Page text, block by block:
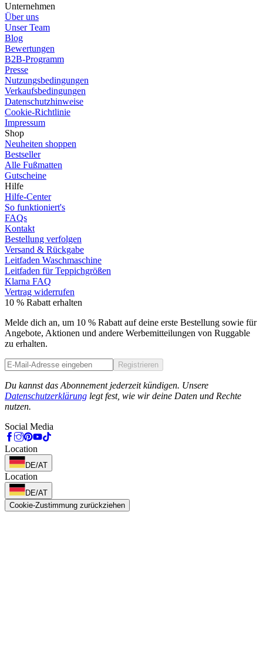
Unternehmen
Über uns
Unser Team
Blog
Bewertungen
B2B-Programm
Presse
Nutzungsbedingungen
Verkaufsbedingungen
Datenschutzhinweise
Cookie-Richtlinie
Impressum
Shop
Neuheiten shoppen
Bestseller
Alle Fußmatten
Gutscheine
Hilfe
Hilfe-Center
So funktioniert's
FAQs
Kontakt
Bestellung verfolgen
Versand & Rückgabe
Leitfaden Waschmaschine
Leitfaden für Teppichgrößen
Klarna FAQ
Vertrag widerrufen
10 % Rabatt erhalten
Melde dich an, um 10 % Rabatt auf deine erste Bestellung sowie für
Angebote, Aktionen und andere Werbemitteilungen von Ruggable
zu erhalten.
Registrieren
Du kannst das Abonnement jederzeit kündigen. Unsere
Datenschutzerklärung legt fest, wie wir deine Daten und Rechte
nutzen.
Social Media
Location
DE/AT
Location
DE/AT
Cookie-Zustimmung zurückziehen